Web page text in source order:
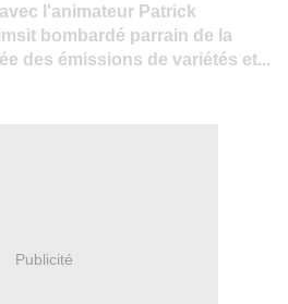
l'animateur Patrick
bombardé parrain de la
des émissions de variétés et...
Publicité